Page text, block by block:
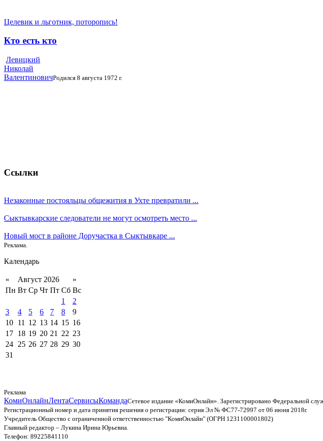
Целевик и льготник, поторопись!
Кто есть кто
Левицкий
Николай
ВалентиновичРодился 8 августа 1972 г.
Ссылки
Незаконные постояльцы общежития в Ухте превратили ...
Сыктывкарские следователи не могут осмотреть место ...
Новый мост в районе Доручастка в Сыктывкаре ...
Реклама.
Календарь
« Август 2026
»
Пн Вт Ср Чт Пт Сб Вс
1
2
3
4 5 6 7 8
9
10 11 12 13 14 15 16
17 18 19 20 21 22 23
24 25 26 27 28 29 30
31
Реклама
КомиОнлайнЛентаСервисыКомандаСетевое издание «КомиОнлайн». Зарегистрировано Федеральной
Регистрационный номер и дата принятия решения о регистрации: серия Эл № ФС77-72997 от 06 июня 2018г.
Учредитель Общество с ограниченной ответственностью "КомиОнлайн" (ОГРН 1231100001802)
Главный редактор – Лукина Ирина Юрьевна.
Телефон: 89225841110